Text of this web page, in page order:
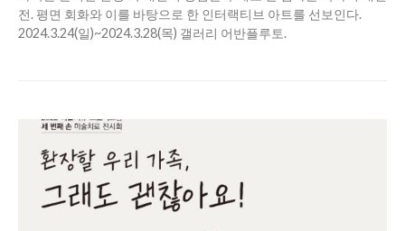
전. 평면 회화와 이를 바탕으로 한 인터랙티브 아트를 선보인다.
2024.3.24(일)~2024.3.28(목) 갤러리 어반플루토.